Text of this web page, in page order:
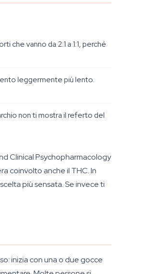
che vanno da 2:1 a 1:1, perché
leggermente più lento.
non ti mostra il referto del
Clinical Psychopharmacology
coinvolto anche il THC. In
più sensata. Se invece ti
inizia con una o due gocce